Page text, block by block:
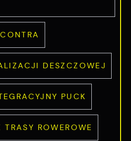
CONTRA
DESZCZOWEJ
PUCK
TRASY ROWEROWE